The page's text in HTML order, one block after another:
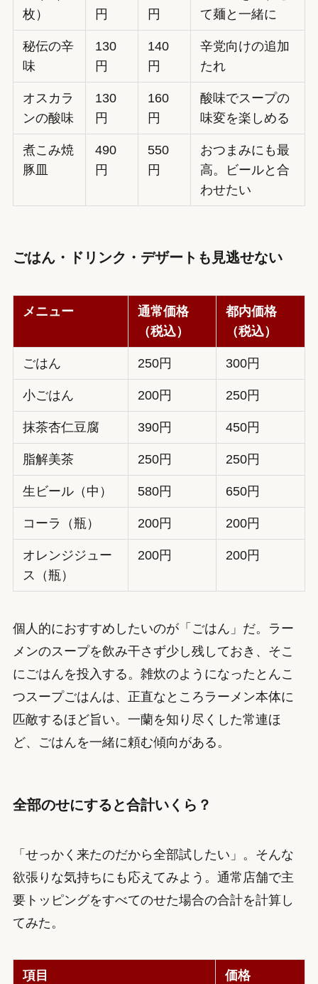
枚）
円
円
て麺と一緒に
秘伝の辛
味
130
円
140
円
辛党向けの追加
たれ
オスカラ
ンの酸味
130
円
160
円
酸味でスープの
味変を楽しめる
煮こみ焼
豚皿
490
円
550
円
おつまみにも最
高。ビールと合
わせたい
ごはん・ドリンク・デザートも見逃せない
メニュー
通常価格
（税込）
都内価格
（税込）
ごはん 250円 300円
小ごはん 200円 250円
抹茶杏仁豆腐 390円 450円
脂解美茶 250円 250円
生ビール（中） 580円 650円
コーラ（瓶） 200円 200円
オレンジジュー
ス（瓶）
200円 200円
個人的におすすめしたいのが「ごはん」だ。ラー
メンのスープを飲み干さず少し残しておき、そこ
にごはんを投入する。雑炊のようになったとんこ
つスープごはんは、正直なところラーメン本体に
匹敵するほど旨い。一蘭を知り尽くした常連ほ
ど、ごはんを一緒に頼む傾向がある。
全部のせにすると合計いくら？
「せっかく来たのだから全部試したい」。そんな
欲張りな気持ちにも応えてみよう。通常店舗で主
要トッピングをすべてのせた場合の合計を計算し
てみた。
項目 価格